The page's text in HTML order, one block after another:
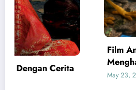
Film Animasi 2026 Cerita
Mengharukan
May 23, 2026